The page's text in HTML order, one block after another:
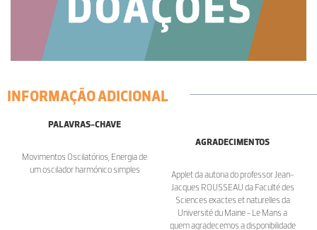
INFORMAÇÃO ADICIONAL
PALAVRAS-CHAVE
Movimentos Oscilatórios, Energia de
um oscilador harmónico simples
AGRADECIMENTOS
Applet da autoria do professor Jean-
Jacques ROUSSEAU da Faculté des
Sciences exactes et naturelles da
Université du Maine - Le Mans a
quem agradecemos a disponibilidade